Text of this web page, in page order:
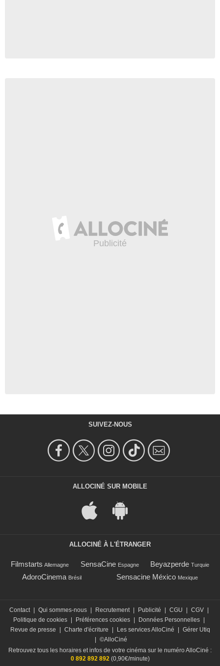
SUIVEZ-NOUS
ALLOCINÉ SUR MOBILE
ALLOCINÉ À L'ÉTRANGER
Filmstarts Allemagne SensaCine Espagne Beyazperde Turquie
AdoroCinema Brésil Sensacine México Mexique
Contact Qui sommes-nous Recrutement Publicité CGU CGV
Politique de cookies
Préférences cookies Données Personnelles
Revue de presse
Charte d'écriture Les services AlloCiné
Gérer Utiq
©AlloCiné
Retrouvez tous les horaires et infos de votre cinéma sur le numéro AlloCiné :
0 892 892 892(0,90€/minute)